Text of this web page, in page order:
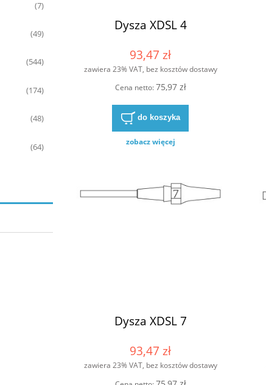
(7)
(49)
(544)
(174)
(48)
(64)
Dysza XDSL 4
93,47 zł
zawiera 23% VAT, bez kosztów dostawy
Cena netto:75,97 zł
do koszyka
zobacz więcej
Dysza XDSL 7
93,47 zł
zawiera 23% VAT, bez kosztów dostawy